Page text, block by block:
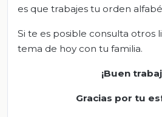
es que trabajes tu orden
Si te es posible consulta otros
tema de hoy con tu familia.
¡Buen
Gracias por tu